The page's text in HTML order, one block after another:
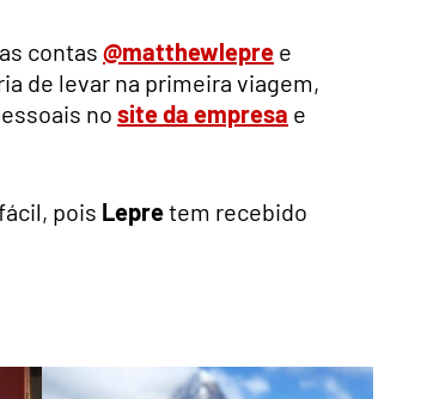
contas @matthewlepre e
de levar na primeira viagem,
no site da empresa e
pois Lepretem recebido